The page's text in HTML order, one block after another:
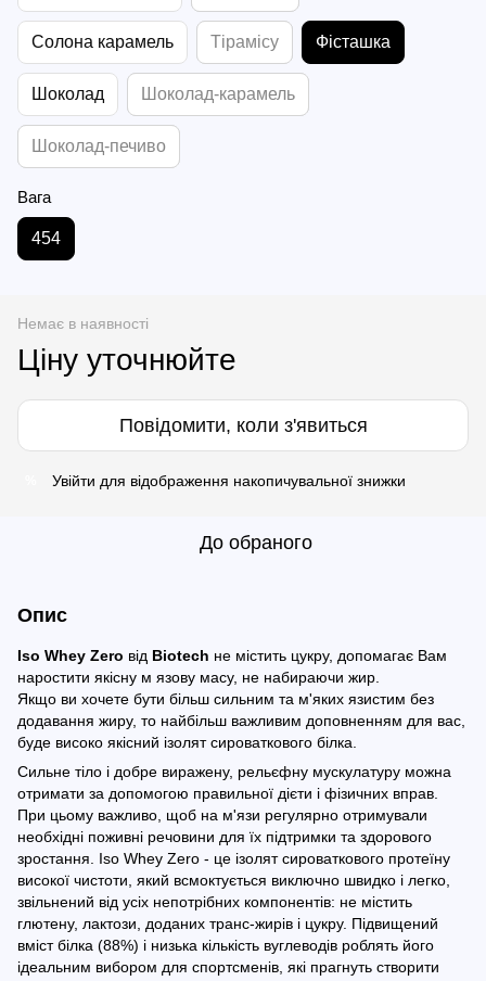
Солона карамель Тірамісу Фісташка
Шоколад Шоколад-карамель
Шоколад-печиво
Вага
454
Немає в наявності
Ціну уточнюйте
Повідомити, коли з'явиться
Увійти для відображення накопичувальної знижки
До обраного
Опис
Iso Whey Zero від Biotech не містить цукру, допомагає Вам
наростити якісну м язову масу, не набираючи жир.
Якщо ви хочете бути більш сильним та м'яких язистим без
додавання жиру, то найбільш важливим доповненням для вас,
буде високо якісний ізолят сироваткового білка.
Сильне тіло і добре виражену, рельєфну мускулатуру можна
отримати за допомогою правильної дієти і фізичних вправ.
При цьому важливо, щоб на м'язи регулярно отримували
необхідні поживні речовини для їх підтримки та здорового
зростання. Iso Whey Zero - це ізолят сироваткового протеїну
високої чистоти, який всмоктується виключно швидко і легко,
звільнений від усіх непотрібних компонентів: не містить
глютену, лактози, доданих транс-жирів і цукру. Підвищений
вміст білка (88%) і низька кількість вуглеводів роблять його
ідеальним вибором для спортсменів, які прагнуть створити